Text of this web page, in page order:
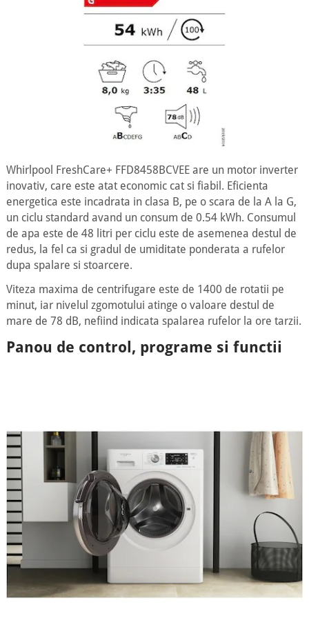
Whirlpool FreshCare+ FFD8458BCVEE are un motor inverter
inovativ, care este atat economic cat si fiabil. Eficienta
energetica este incadrata in clasa B, pe o scara de la A la G,
un ciclu standard avand un consum de 0.54 kWh. Consumul
de apa este de 48 litri per ciclu este de asemenea destul de
redus, la fel ca si gradul de umiditate ponderata a rufelor
dupa spalare si stoarcere.
Viteza maxima de centrifugare este de 1400 de rotatii pe
minut, iar nivelul zgomotului atinge o valoare destul de
mare de 78 dB, nefiind indicata spalarea rufelor la ore tarzii.
Panou de control, programe si functii